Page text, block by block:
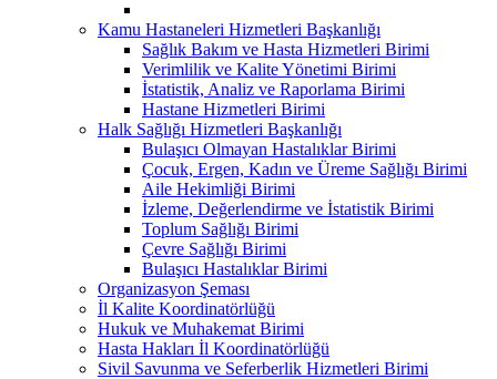
Kamu Hastaneleri Hizmetleri Başkanlığı
Sağlık Bakım ve Hasta Hizmetleri Birimi
Verimlilik ve Kalite Yönetimi Birimi
İstatistik, Analiz ve Raporlama Birimi
Hastane Hizmetleri Birimi
Halk Sağlığı Hizmetleri Başkanlığı
Bulaşıcı Olmayan Hastalıklar Birimi
Çocuk, Ergen, Kadın ve Üreme Sağlığı Birimi
Aile Hekimliği Birimi
İzleme, Değerlendirme ve İstatistik Birimi
Toplum Sağlığı Birimi
Çevre Sağlığı Birimi
Bulaşıcı Hastalıklar Birimi
Organizasyon Şeması
İl Kalite Koordinatörlüğü
Hukuk ve Muhakemat Birimi
Hasta Hakları İl Koordinatörlüğü
Sivil Savunma ve Seferberlik Hizmetleri Birimi